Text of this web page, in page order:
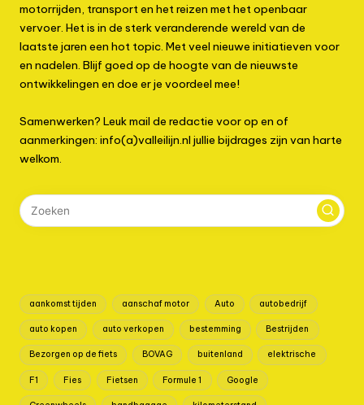
motorrijden, transport en het reizen met het openbaar
vervoer. Het is in de sterk veranderende wereld van de
laatste jaren een hot topic. Met veel nieuwe initiatieven voor
en nadelen. Blijf goed op de hoogte van de nieuwste
ontwikkelingen en doe er je voordeel mee!
Samenwerken? Leuk mail de redactie voor op en of
aanmerkingen: info(a)valleilijn.nl jullie bijdrages zijn van harte
welkom.
aankomst tijden aanschaf motor Auto autobedrijf
auto kopen auto verkopen bestemming Bestrijden
Bezorgen op de fiets BOVAG buitenland elektrische
F1 Fies Fietsen Formule 1 Google